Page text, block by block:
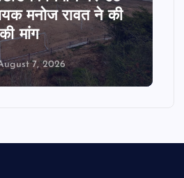
मनोज रावत ने की
मांग
7, 2026